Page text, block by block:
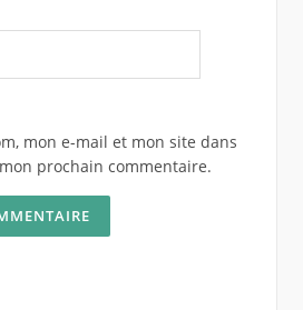
mon e-mail et mon site dans
prochain commentaire.